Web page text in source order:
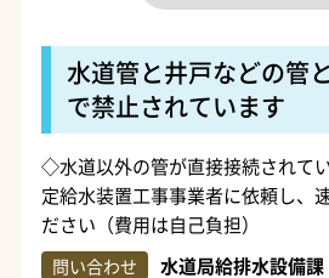
水道管と井戸などの管
で禁止されています
◇水道以外の管が直接接続されて
定給水装置工事事業者に依頼し、
ださい（費用は自己負担）
問い合わせ 水道局給排水設備課